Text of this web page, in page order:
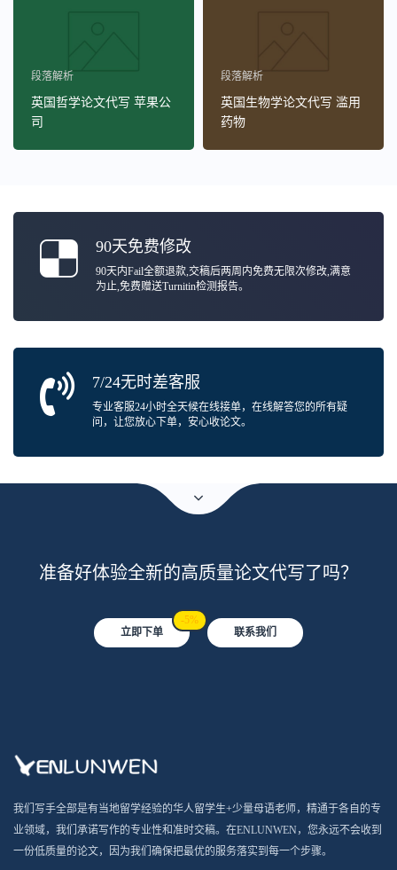
段落解析
英国哲学论文代写 苹果公
司
段落解析
英国生物学论文代写 滥用
药物
90天免费修改
90天内Fail全额退款,交稿后两周内免费无限次修改,满意
为止,免费赠送Turnitin检测报告。
7/24无时差客服
专业客服24小时全天候在线接单，在线解答您的所有疑
问，让您放心下单，安心收论文。
准备好体验全新的高质量论文代写了吗？
立即下单
-5%
联系我们
我们写手全部是有当地留学经验的华人留学生+少量母语老师，精通于各自的专
业领域，我们承诺写作的专业性和准时交稿。在ENLUNWEN，您永远不会收到
一份低质量的论文，因为我们确保把最优的服务落实到每一个步骤。